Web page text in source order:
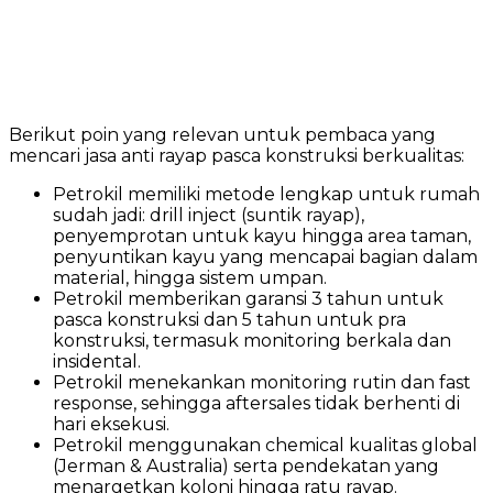
Berikut poin yang relevan untuk pembaca yang
mencari jasa anti rayap pasca konstruksi berkualitas:
Petrokil memiliki metode lengkap untuk rumah
sudah jadi: drill inject (suntik rayap),
penyemprotan untuk kayu hingga area taman,
penyuntikan kayu yang mencapai bagian dalam
material, hingga sistem umpan.
Petrokil memberikan garansi 3 tahun untuk
pasca konstruksi dan 5 tahun untuk pra
konstruksi, termasuk monitoring berkala dan
insidental.
Petrokil menekankan monitoring rutin dan fast
response, sehingga aftersales tidak berhenti di
hari eksekusi.
Petrokil menggunakan chemical kualitas global
(Jerman & Australia) serta pendekatan yang
menargetkan koloni hingga ratu rayap.